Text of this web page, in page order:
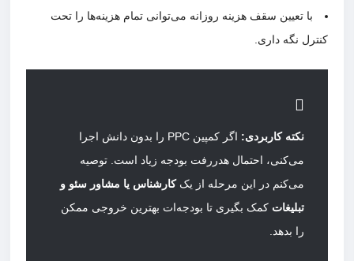
با تعیین سقف هزینه روزانه می‌توانی تمام هزینه‌ها را تحت
کنترل نگه داری.
نکته کاربردی:
اگر کمپین PPC را بدون دانش اجرا
می‌کنی، احتمال هدررفت بودجه زیاد است. توصیه
می‌کنم در این مرحله از یککارشناس یا مشاور سئو و
تبلیغات کمک بگیری تا بودجه‌ات بهترین خروجی ممکن
را بدهد.